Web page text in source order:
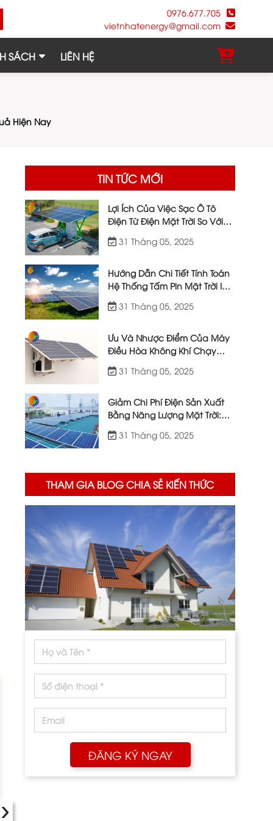
0976.677.705
vietnhatenergy@gmail.com
SÁCH LIÊN HỆ
Hiện Nay
›
TIN TỨC MỚI
Lợi Ích Của Việc Sạc Ô Tô
Điện Từ Điện Mặt Trời So Với
Điện Lưới
31 Tháng 05, 2025
Hướng Dẫn Chi Tiết Tính Toán
Hệ Thống Tấm Pin Mặt Trời IoT
| Việt Nhật Energy
31 Tháng 05, 2025
Ưu Và Nhược Điểm Của Máy
Điều Hòa Không Khí Chạy
31 Tháng 05, 2025
Giảm Chi Phí Điện Sản Xuất
Bằng Năng Lượng Mặt Trời:
Giải Pháp Từ Việt Nhật Energy
31 Tháng 05, 2025
THAM GIA BLOG CHIA SẺ KIẾN THỨC
ĐĂNG KÝ NGAY